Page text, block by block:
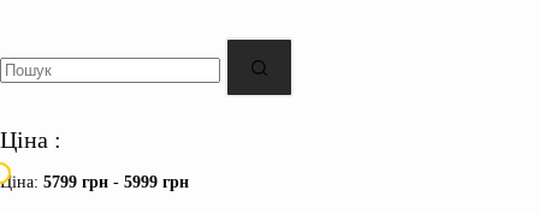
Ціна :
Ціна: 5799 грн - 5999 грн